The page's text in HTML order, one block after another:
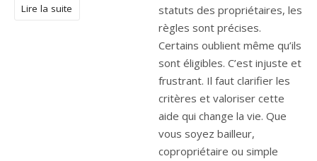
Lire la suite
statuts des propriétaires, les
règles sont précises.
Certains oublient même qu’ils
sont éligibles. C’est injuste et
frustrant. Il faut clarifier les
critères et valoriser cette
aide qui change la vie. Que
vous soyez bailleur,
copropriétaire ou simple